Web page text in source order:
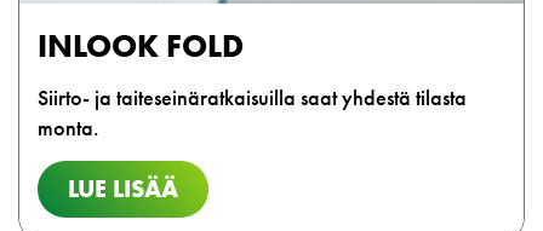
INLOOK FOLD
Siirto- ja taiteseinäratkaisuilla saat yhdestä tilasta
monta.
LUE LISÄÄ